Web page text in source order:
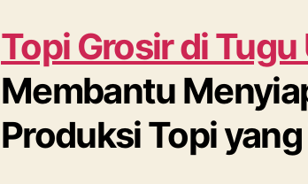
Topi Grosir diTugu
Membantu
Produksi Topi